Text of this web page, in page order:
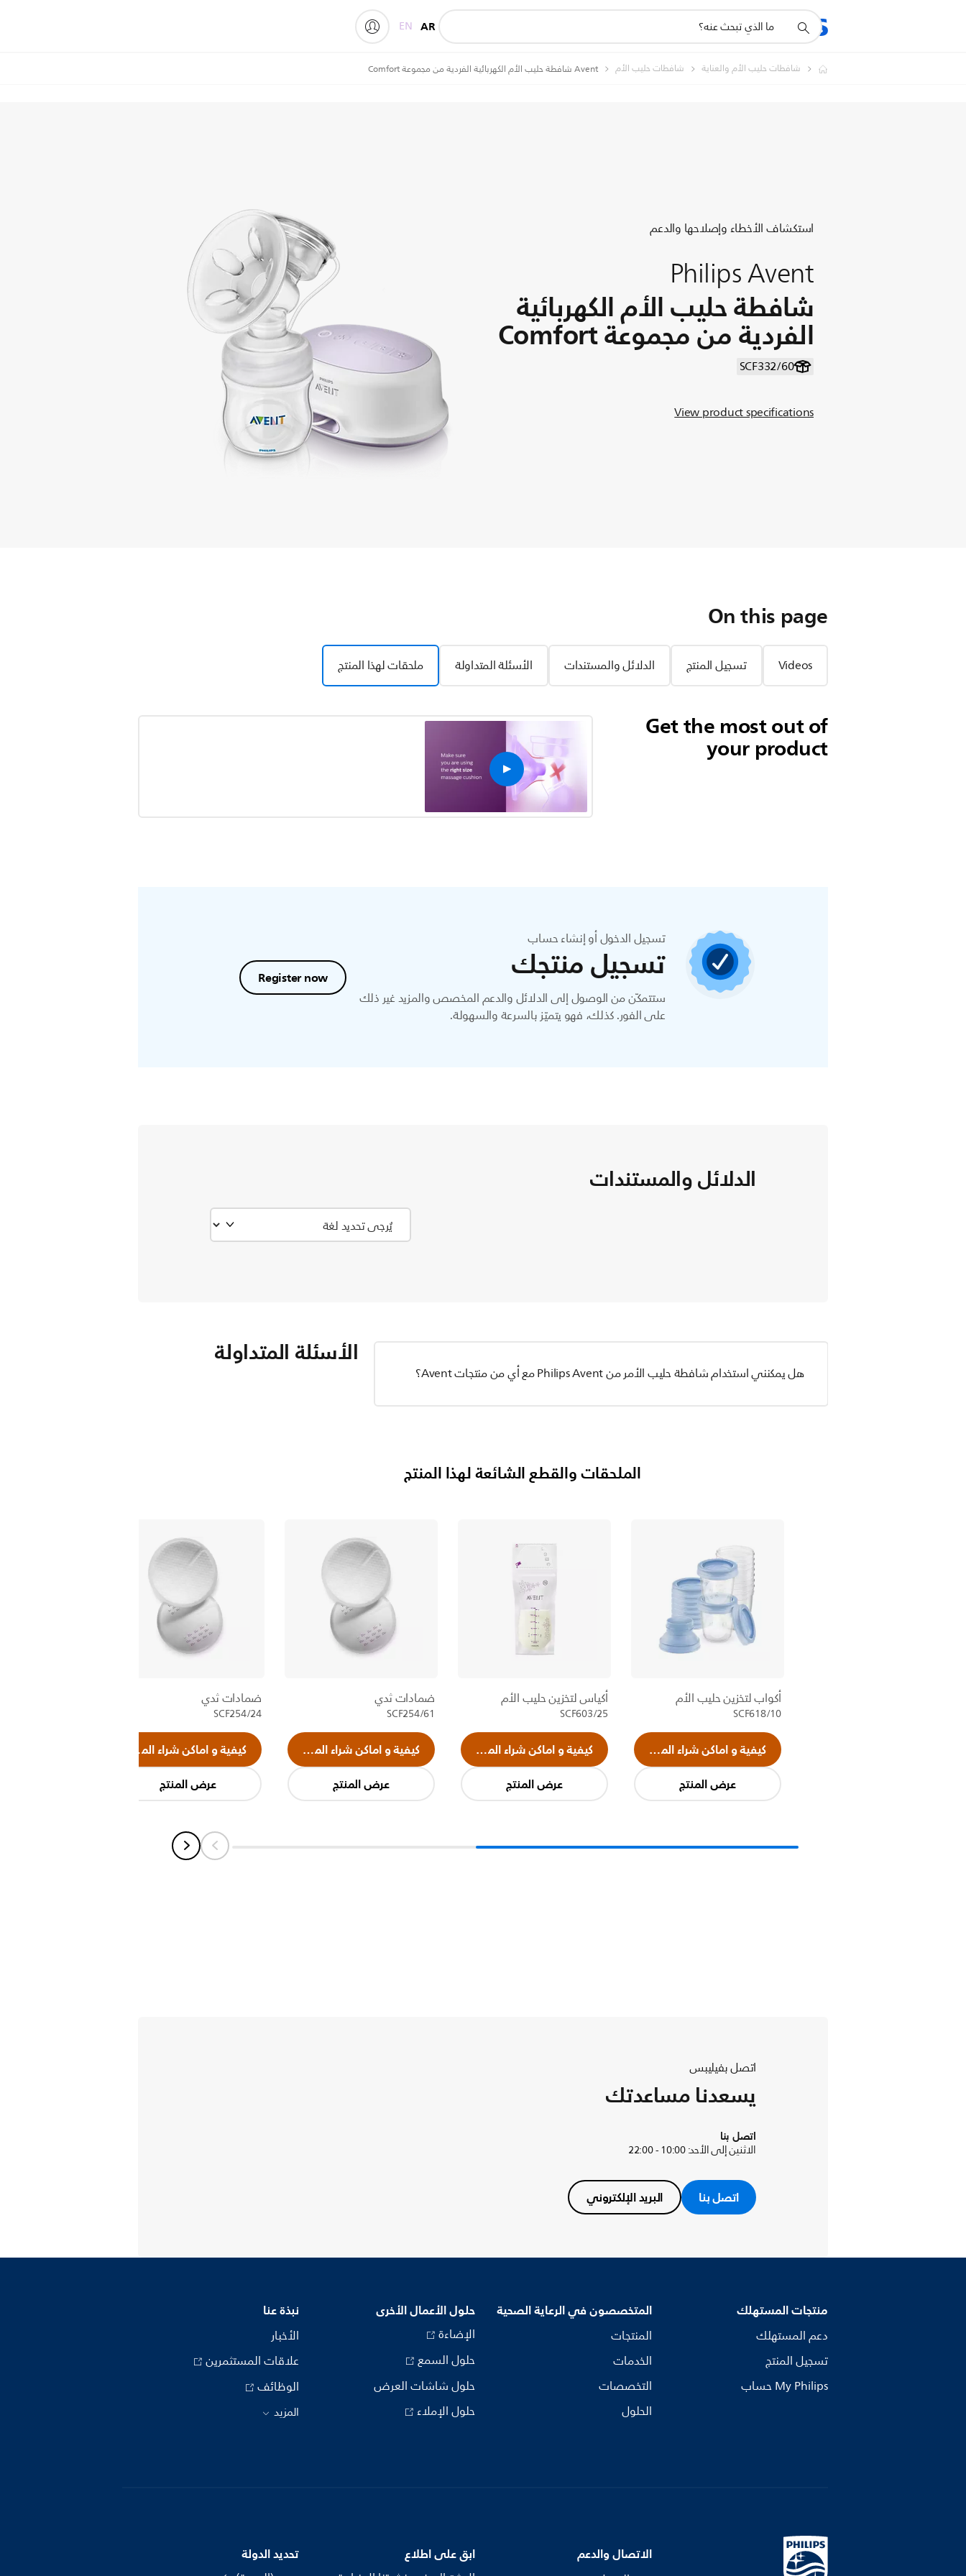
المنتجات
أيقونة
دعم
AR
EN
شافطات حليب الأم والعناية شافطات حليب الأم Avent شافطة حليب الأم الكهربائية الفردية من مجموعة Comfort
استكشاف الأخطاء وإصلاحها والدعم
Philips Avent
شافطة حليب الأم الكهربائية
الفردية من مجموعة Comfort
SCF332/60
View product specifications
On this page
Videos تسجيل المنتج الدلائل والمستندات الأسئلة المتداولة ملحقات لهذا المنتج
Get the most out of
your product
تسجيل الدخول أو إنشاء حساب
تسجيل منتجك
ستتمكّن من الوصول إلى الدلائل والدعم المخصص والمزيد غير ذلك
على الفور. كذلك، فهو يتميّز بالسرعة والسهولة.
Register now
الدلائل والمستندات
الأسئلة المتداولة
هل يمكنني استخدام شافطة حليب الأمر من Philips Avent مع أي من منتجات Avent؟
الملحقات والقطع الشائعة لهذا المنتج
أكواب لتخزين حليب الأم
SCF618/10
كيفية و اماكن شراء المنتج
عرض المنتج
أكياس لتخزين حليب الأم
SCF603/25
كيفية و اماكن شراء المنتج
عرض المنتج
ضمادات ثدي
SCF254/61
كيفية و اماكن شراء المنتج
عرض المنتج
ضمادات ثدي
SCF254/24
كيفية و اماكن شراء المنتج
عرض المنتج
اتصل بفيليبس
يسعدنا مساعدتك
اتصل بنا
الاثنين إلى الأحد: 10:00 - 22:00
اتصل بنا البريد الإلكتروني
منتجات المستهلك
دعم المستهلك
تسجيل المنتج
My Philips حساب
المتخصصون في الرعاية الصحية
المنتجات
الخدمات
التخصصات
الحلول
حلول الأعمال الأخرى
الإضاءة
حلول السمع
حلول شاشات العرض
حلول الإملاء
نبذة عنا
الأخبار
علاقات المستثمرين
الوظائف
المزيد
الاتصال والدعم ابق على اطلاع تحديد الدولة